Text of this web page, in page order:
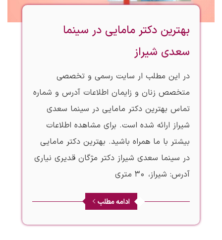
بهترین دکتر مامایی در سینما
سعدی شیراز
در این مطلب ار سایت رسمی و تخصصی
متخصص زنان و زایمان اطلاعات آدرس و شماره
تماس بهترین دکتر مامایی در سینما سعدی
شیراز ارائه شده است. برای مشاهده اطلاعات
بیشتر با ما همراه باشید. بهترین دکتر مامایی
در سینما سعدی شیراز دکتر مژگان قدیری نیاری
آدرس: شیراز، 30 متری
ادامه مطلب